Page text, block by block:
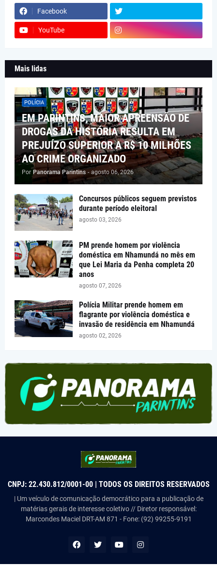
Facebook
YouTube
Mais lidas
POLÍCIA
EM PARINTINS, MAIOR APREENSÃO DE
DROGAS DA HISTÓRIA RESULTA EM
PREJUÍZO SUPERIOR A R$ 10 MILHÕES
AO CRIME ORGANIZADO
Por Panorama Parintins - agosto 06, 2026
Concursos públicos seguem previstos
durante período eleitoral
agosto 03, 2026
PM prende homem por violência
doméstica em Nhamundá no mês em
que Lei Maria da Penha completa 20
anos
agosto 07, 2026
Polícia Militar prende homem em
flagrante por violência doméstica e
invasão de residência em Nhamundá
agosto 02, 2026
CNPJ: 22.430.812/0001-00 | TODOS OS DIREITOS RESERVADOS
| Um veículo de comunicação democrático para a publicação de
matérias gerais de interesse coletivo // Diretor responsável:
Marcondes Maciel DRT-AM 871 - Fone: (92) 99255-9191